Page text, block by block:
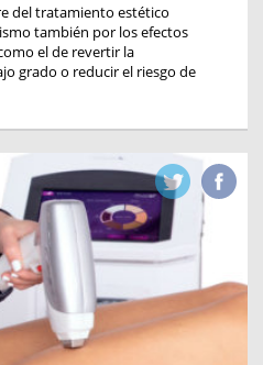
del tratamiento estético
también por los efectos
el de revertir la
grado o reducir el riesgo de